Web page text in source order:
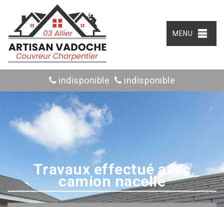
MENU
indisponible indisponible
Travaux effectué avec
camion nacelle